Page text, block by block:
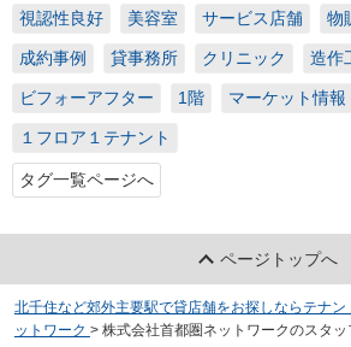
視認性良好 美容室 サービス店舗 物
成約事例 貸事務所 クリニック 造作
ビフォーアフター 1階 マーケット情報
１フロア１テナント
タグ一覧ページへ
ページトップへ
北千住など郊外主要駅で貸店舗をお探しならテナ
ットワーク > 株式会社首都圏ネットワークのスタ